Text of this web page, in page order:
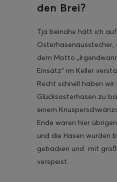
den Brei?
Tja beinahe hätt ich
dem Motto
Einsatz“ im Keller
Recht schnell haben
Glücksosterhasen zu
einem
Ende waren hier
und die Hasen wurden
gebacken und mit
verspeist.